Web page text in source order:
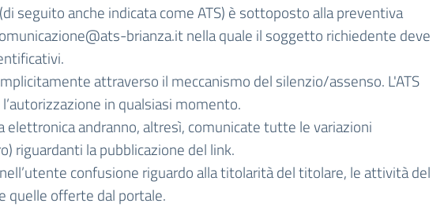
seguito anche indicata come ATS) è sottoposto alla preventiva
brianza.itnella quale il soggetto richiedente deve
attraverso il meccanismo del silenzio/assenso. L'ATS
in qualsiasi momento.
andranno, altresì, comunicate tutte le variazioni
riguardanti la pubblicazione del link.
confusione riguardo alla titolarità del titolare, le attività del
quelle offerte dal portale.